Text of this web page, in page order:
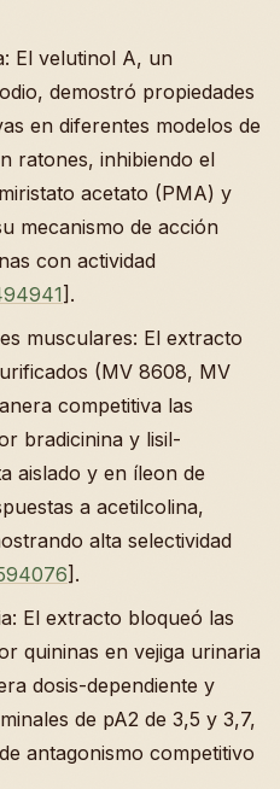
El velutinol A, un
demostró propiedades
en diferentes modelos de
ratones, inhibiendo el
acetato (PMA) y
mecanismo de acción
con actividad
].
musculares: El extracto
(MV 8608, MV
competitiva las
bradicinina y lisil-
aislado y en íleon de
a acetilcolina,
alta selectividad
].
El extracto bloqueó las
quininas en vejiga urinaria
dosis-dependiente y
de pA2 de 3,5 y 3,7,
antagonismo competitivo